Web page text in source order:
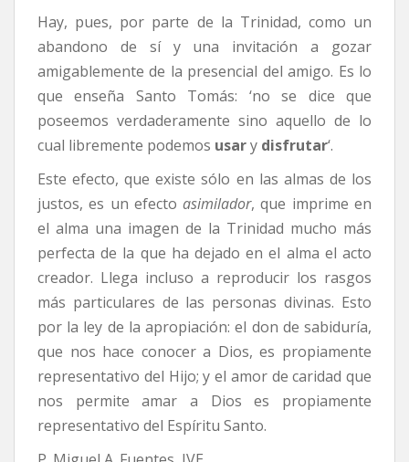
Hay, pues, por parte de la Trinidad, como un
abandono de sí y una invitación a gozar
amigablemente de la presencial del amigo. Es lo
que enseña Santo Tomás: ‘no se dice que
poseemos verdaderamente sino aquello de lo
cual libremente podemos usary disfrutar‘.
Este efecto, que existe sólo en las almas de los
justos, es un efectoasimilador, que imprime en
el alma una imagen de la Trinidad mucho más
perfecta de la que ha dejado en el alma el acto
creador. Llega incluso a reproducir los rasgos
más particulares de las personas divinas. Esto
por la ley de la apropiación: el don de sabiduría,
que nos hace conocer a Dios, es propiamente
representativo del Hijo; y el amor de caridad que
nos permite amar a Dios es propiamente
representativo del Espíritu Santo.